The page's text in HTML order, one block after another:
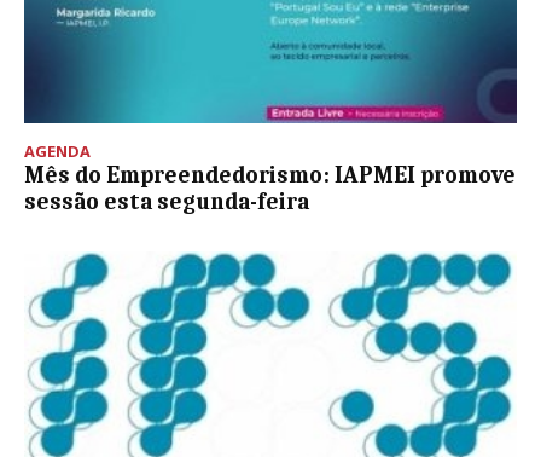
AGENDA
Mês do Empreendedorismo: IAPMEI promove
sessão esta segunda-feira